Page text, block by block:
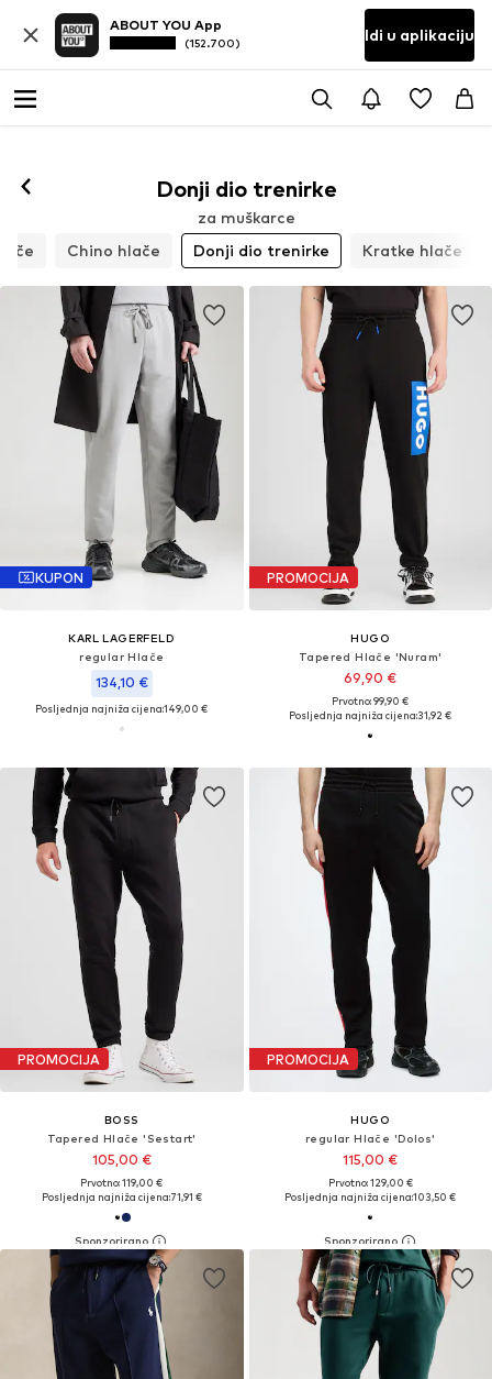
ABOUT YOU App
(152.700) Idi u aplikaciju
Donji dio trenirke
za muškarce
Chino hlače Donji dio trenirke Kratke hlače
KUPON
KARL LAGERFELD
regular Hlače
134,10 €
Posljednja najniža cijena:149,00 €
PROMOCIJA
HUGO
Tapered Hlače 'Nuram'
69,90 €
Prvotno: 99,90 €
Posljednja najniža cijena:31,92 €
PROMOCIJA
BOSS
Tapered Hlače 'Sestart'
105,00 €
Prvotno: 119,00 €
Posljednja najniža cijena:71,91 €
PROMOCIJA
HUGO
regular Hlače 'Dolos'
115,00 €
Prvotno: 129,00 €
Posljednja najniža cijena:103,50 €